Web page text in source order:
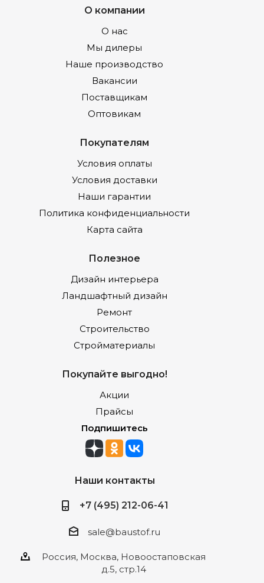
О компании
О нас
Мы дилеры
Наше производство
Вакансии
Поставщикам
Оптовикам
Покупателям
Условия оплаты
Условия доставки
Наши гарантии
Политика конфиденциальности
Карта сайта
Полезное
Дизайн интерьера
Ландшафтный дизайн
Ремонт
Строительство
Стройматериалы
Покупайте выгодно!
Акции
Прайсы
Подпишитесь
Наши контакты
+7 (495) 212-06-41
sale@baustof.ru
Россия, Москва, Новоостаповская
д.5, стр.14